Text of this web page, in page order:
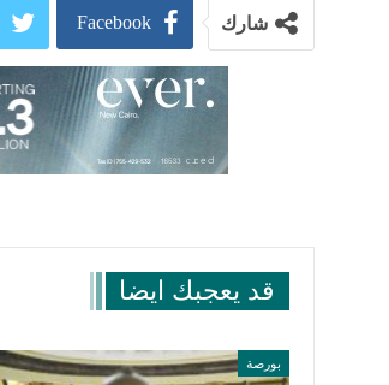
شارك Facebook
قد يعجبك ايضا
بورصة